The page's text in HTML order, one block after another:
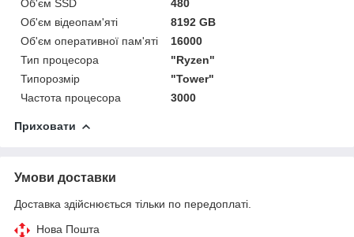
Об'єм SSD
480
Об'єм відеопам'яті
8192 GB
Об'єм оперативної пам'яті
16000
Тип процесора
"Ryzen"
Типорозмір
"Tower"
Частота процесора
3000
Приховати
Умови доставки
Доставка здійснюється тільки по передоплаті.
Нова Пошта